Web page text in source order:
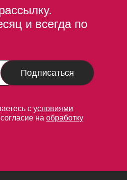
и всегда по
Подписаться
с условиями
на обработку